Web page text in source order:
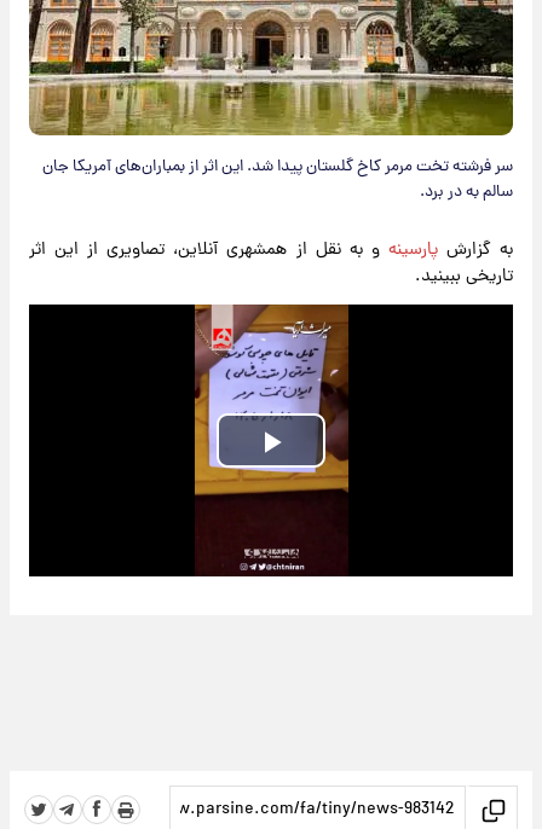
سر فرشته‌ تخت مرمر کاخ گلستان پیدا شد. این اثر از بمباران‌های آمریکا جان
سالم به در برد.
به گزارشپارسینه و به نقل از همشهری آنلاین، تصاویری از این اثر
تاریخی ببینید.
Play